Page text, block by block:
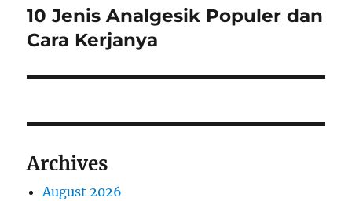
Next
post:
10 Jenis Analgesik Populer dan
Cara Kerjanya
Archives
August 2026